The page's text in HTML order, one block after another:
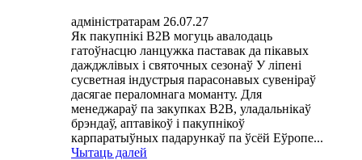
адміністратарам 26.07.27
Як пакупнікі B2B могуць авалодаць
гатоўнасцю ланцужка паставак да пікавых
дажджлівых і святочных сезонаў У ліпені
сусветная індустрыя парасонавых сувеніраў
дасягае пераломнага моманту. Для
менеджараў па закупках B2B, уладальнікаў
брэндаў, аптавікоў і пакупнікоў
карпаратыўных падарункаў па ўсёй Еўропе...
Чытаць далей